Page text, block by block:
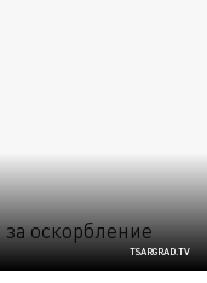
TSARGRAD.TV